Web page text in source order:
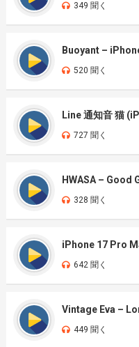
349 聞く
Buoyant –
520 聞く
Line 通知音 猫
727 聞く
HWASA – Good
328 聞く
iPhone 17 Pro
642 聞く
Vintage Eva –
449 聞く